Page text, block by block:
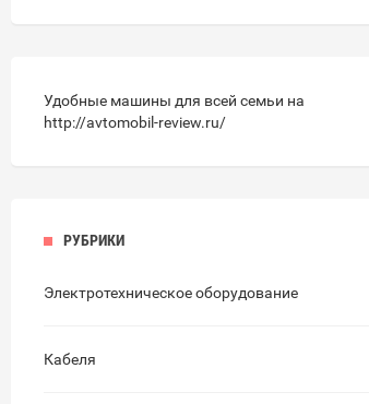
Удобные машины для всей семьи на
http://avtomobil-review.ru/
РУБРИКИ
Электротехническое оборудование
Кабеля